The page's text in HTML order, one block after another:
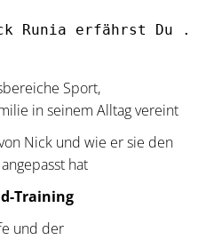
Runia erfährst Du
Sport,
in seinem Alltag vereint
Nick und wie er sie den
hat
Training
und der